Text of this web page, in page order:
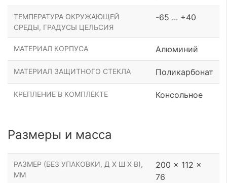
ТЕМПЕРАТУРА ОКРУЖАЮЩЕЙ
СРЕДЫ, ГРАДУСЫ ЦЕЛЬСИЯ
-65 ... +40
МАТЕРИАЛ КОРПУСА Алюминий
МАТЕРИАЛ ЗАЩИТНОГО СТЕКЛА Поликарбонат
КРЕПЛЕНИЕ В КОМПЛЕКТЕ Консольное
Размеры и масса
РАЗМЕР (БЕЗ УПАКОВКИ, Д Х Ш Х В),
ММ
200 x 112 x
76